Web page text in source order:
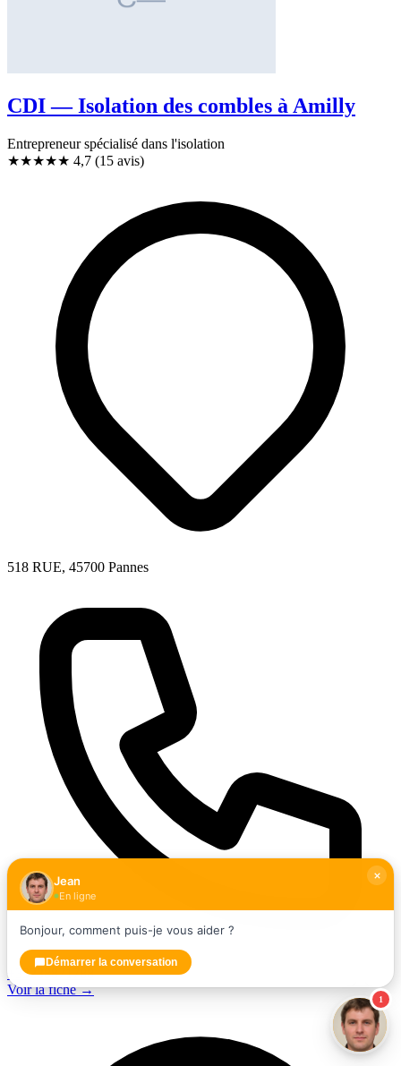
CDI — Isolation des combles à Amilly
Entrepreneur spécialisé dans l'isolation
★★★★★ 4,7 (15 avis)
518 RUE, 45700 Pannes
+33238871788
Voir la fiche →
1
Jean
En ligne
Bonjour, comment puis-je vous aider ?
Démarrer la conversation